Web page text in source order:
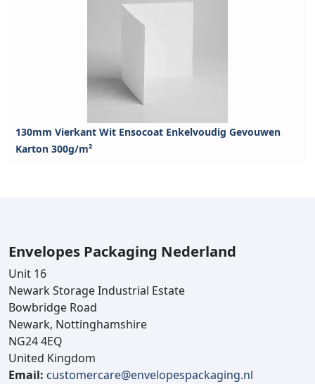
130mm Vierkant Wit Ensocoat Enkelvoudig Gevouwen
Karton 300g/m²
Envelopes Packaging Nederland
Unit 16
Newark Storage Industrial Estate
Bowbridge Road
Newark, Nottinghamshire
NG24 4EQ
United Kingdom
Email: customercare@envelopespackaging.nl